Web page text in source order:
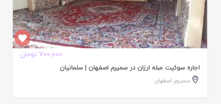
700,000 تومان
اجاره سوئیت مبله ارزان در سمیرم اصفهان | سلمانیان
سمیرم, اصفهان